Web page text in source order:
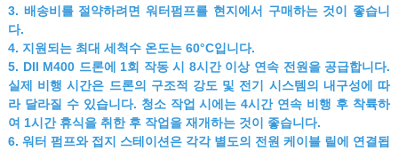
3. 배송비를 절약하려면 워터펌프를 현지에서 구매하는 것이 좋습니
다.
4. 지원되는 최대 세척수 온도는 60°C입니다.
5. DIl M400 드론에 1회 작동 시 8시간 이상 연속 전원을 공급합니다.
실제 비행 시간은 드론의 구조적 강도 및 전기 시스템의 내구성에 따
라 달라질 수 있습니다. 청소 작업 시에는 4시간 연속 비행 후 착륙하
여 1시간 휴식을 취한 후 작업을 재개하는 것이 좋습니다.
6. 워터 펌프와 접지 스테이션은 각각 별도의 전원 케이블 릴에 연결됩